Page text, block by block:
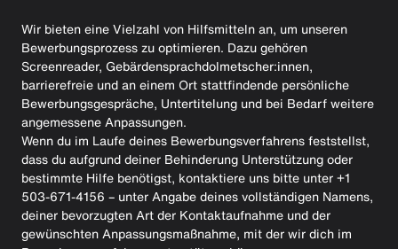
Wir bieten eine Vielzahl von Hilfsmitteln an, um unseren
Bewerbungsprozess zu optimieren. Dazu gehören
Screenreader, Gebärdensprachdolmetscher:innen,
barrierefreie und an einem Ort stattfindende persönliche
Bewerbungsgespräche, Untertitelung und bei Bedarf weitere
angemessene Anpassungen.
Wenn du im Laufe deines Bewerbungsverfahrens feststellst,
dass du aufgrund deiner Behinderung Unterstützung oder
bestimmte Hilfe benötigst, kontaktiere uns bitte unter +1
503-671-4156 – unter Angabe deines vollständigen Namens,
deiner bevorzugten Art der Kontaktaufnahme und der
gewünschten Anpassungsmaßnahme, mit der wir dich im